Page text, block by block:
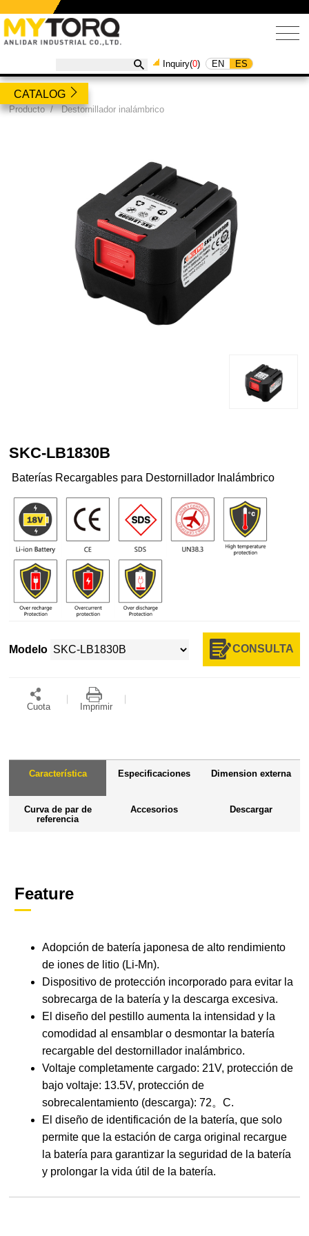
Inquiry(0) EN ES
CATALOG
Producto/Destornillador inalámbrico
SKC-LB1830B
Baterías Recargables para Destornillador Inalámbrico
Modelo CONSULTA
Cuota Imprimir
Característica Especificaciones Dimension externa
Curva de par de
referencia
Accesorios Descargar
Feature
Adopción de batería japonesa de alto rendimiento
de iones de litio (Li-Mn).
Dispositivo de protección incorporado para evitar la
sobrecarga de la batería y la descarga excesiva.
El diseño del pestillo aumenta la intensidad y la
comodidad al ensamblar o desmontar la batería
recargable del destornillador inalámbrico.
Voltaje completamente cargado: 21V, protección de
bajo voltaje: 13.5V, protección de
sobrecalentamiento (descarga): 72。C.
El diseño de identificación de la batería, que solo
permite que la estación de carga original recargue
la batería para garantizar la seguridad de la batería
y prolongar la vida útil de la batería.